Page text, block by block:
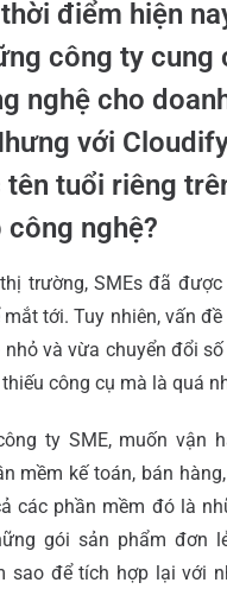
điểm hiện
công ty cung
nghệ cho
với
tuổi riêng
công nghệ?
trường, SMEs đã
tới. Tuy nhiên, vấn
và vừa chuyển đổi
công cụ mà là quá
ty SME, muốn vận
mềm kế toán, bán
các phần mềm đó là
gói sản phẩm đơn
sao để tích hợp lại với